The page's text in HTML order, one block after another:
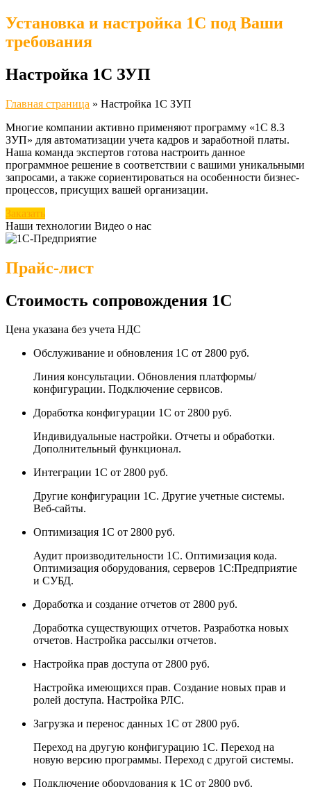
Установка и настройка 1С под Ваши
требования
Настройка 1С ЗУП
Главная страница » Настройка 1С ЗУП
Многие компании активно применяют программу «1С 8.3
ЗУП» для автоматизации учета кадров и заработной платы.
Наша команда экспертов готова настроить данное
программное решение в соответствии с вашими уникальными
запросами, а также сориентироваться на особенности бизнес-
процессов, присущих вашей организации.
Заказать
Наши технологии Видео о нас
Прайс-лист
Стоимость сопровождения 1С
Цена указана без учета НДС
Обслуживание и обновления 1С от 2800 руб.
Линия консультации. Обновления платформы/
конфигурации. Подключение сервисов.
Доработка конфигурации 1С от 2800 руб.
Индивидуальные настройки. Отчеты и обработки.
Дополнительный функционал.
Интеграции 1С от 2800 руб.
Другие конфигурации 1С. Другие учетные системы.
Веб-сайты.
Оптимизация 1С от 2800 руб.
Аудит производительности 1С. Оптимизация кода.
Оптимизация оборудования, серверов 1С:Предприятие
и СУБД.
Доработка и создание отчетов от 2800 руб.
Доработка существующих отчетов. Разработка новых
отчетов. Настройка рассылки отчетов.
Настройка прав доступа от 2800 руб.
Настройка имеющихся прав. Создание новых прав и
ролей доступа. Настройка РЛС.
Загрузка и перенос данных 1С от 2800 руб.
Переход на другую конфигурацию 1С. Переход на
новую версию программы. Переход с другой системы.
Подключение оборудования к 1С от 2800 руб.